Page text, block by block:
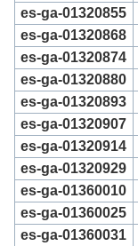
es-ga-01320855
es-ga-01320868
es-ga-01320874
es-ga-01320880
es-ga-01320893
es-ga-01320907
es-ga-01320914
es-ga-01320929
es-ga-01360010
es-ga-01360025
es-ga-01360031